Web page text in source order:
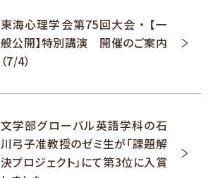
東海心理学会第75回大会 ・ 【一
般公開】特別講演 開催のご案内
（7/4）
文学部グローバル英語学科の石
川弓子准教授のゼミ生が「課題解
決プロジェクト」にて第3位に入賞